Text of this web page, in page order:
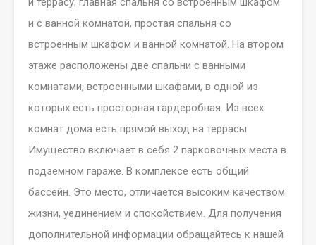
и с ванной комнатой, простая спальня со
встроенным шкафом и ванной комнатой. На втором
этаже расположены две спальни с ванными
комнатами, встроенными шкафами, в одной из
которых есть просторная гардеробная. Из всех
комнат дома есть прямой выход на террасы.
Имущество включает в себя 2 парковочных места в
подземном гараже. В комплексе есть общий
бассейн. Это место, отличается высоким качеством
жизни, уединением и спокойствием. Для получения
дополнительной информации обращайтесь к нашей